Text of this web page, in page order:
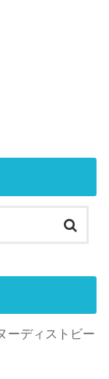
ーディストビー